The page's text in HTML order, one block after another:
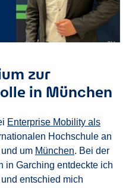
zur
in München
Enterprise Mobility als
Hochschule an
um München. Bei der
in Garching entdeckte ich
entschied mich